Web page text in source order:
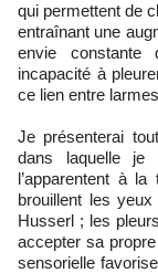
qui permettent de
entraînant une
envie
incapacité à
ce lien entre
Je présenterai
dans laquelle je
l’apparentent à
brouillent les
Husserl ; les
accepter sa
sensorielle